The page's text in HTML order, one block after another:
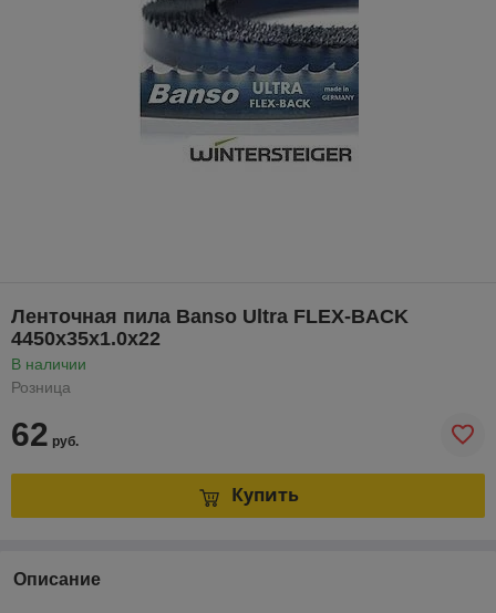
Ленточная пила Banso Ultra FLEX-BACK
4450x35x1.0x22
В наличии
Розница
62 руб.
Купить
Описание